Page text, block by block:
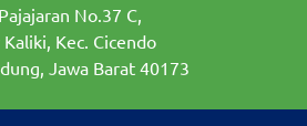
No.37 C,
Kaliki, Kec. Cicendo
Jawa Barat 40173